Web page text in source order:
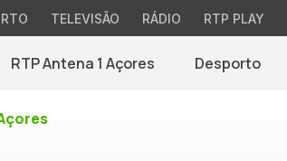
TELEVISÃO RÁDIO RTP PLAY
RTP Antena 1 Açores Desporto